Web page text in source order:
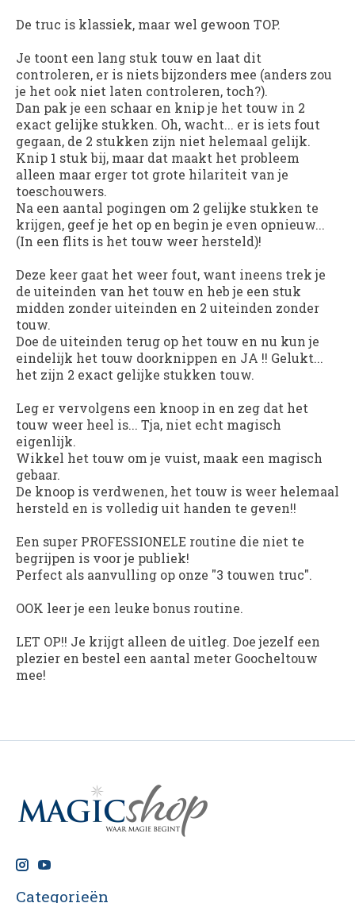
De truc is klassiek, maar wel gewoon TOP.
Je toont een lang stuk touw en laat dit
controleren, er is niets bijzonders mee (anders zou
je het ook niet laten controleren, toch?).
Dan pak je een schaar en knip je het touw in 2
exact gelijke stukken. Oh, wacht... er is iets fout
gegaan, de 2 stukken zijn niet helemaal gelijk.
Knip 1 stuk bij, maar dat maakt het probleem
alleen maar erger tot grote hilariteit van je
toeschouwers.
Na een aantal pogingen om 2 gelijke stukken te
krijgen, geef je het op en begin je even opnieuw...
(In een flits is het touw weer hersteld)!
Deze keer gaat het weer fout, want ineens trek je
de uiteinden van het touw en heb je een stuk
midden zonder uiteinden en 2 uiteinden zonder
touw.
Doe de uiteinden terug op het touw en nu kun je
eindelijk het touw doorknippen en JA !! Gelukt...
het zijn 2 exact gelijke stukken touw.
Leg er vervolgens een knoop in en zeg dat het
touw weer heel is... Tja, niet echt magisch
eigenlijk.
Wikkel het touw om je vuist, maak een magisch
gebaar.
De knoop is verdwenen, het touw is weer helemaal
hersteld en is volledig uit handen te geven!!
Een super PROFESSIONELE routine die niet te
begrijpen is voor je publiek!
Perfect als aanvulling op onze "3 touwen truc".
OOK leer je een leuke bonus routine.
LET OP!! Je krijgt alleen de uitleg. Doe jezelf een
plezier en bestel een aantal meter Goocheltouw
mee!
Categorieën